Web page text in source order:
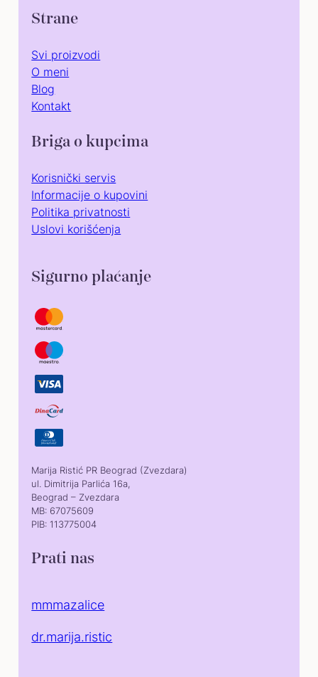
Strane
Svi proizvodi
O meni
Blog
Kontakt
Briga o kupcima
Korisnički servis
Informacije o kupovini
Politika privatnosti
Uslovi korišćenja
Sigurno plaćanje
Marija Ristić PR Beograd (Zvezdara)
ul. Dimitrija Parlića 16a,
Beograd – Zvezdara
MB: 67075609
PIB: 113775004
Prati nas
mmmazalice
dr.marija.ristic